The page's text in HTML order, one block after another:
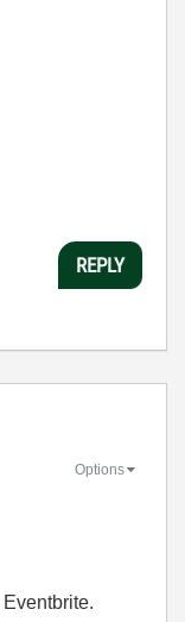
REPLY
Options
Eventbrite.